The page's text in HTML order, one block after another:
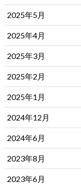
2025年5月
2025年4月
2025年3月
2025年2月
2025年1月
2024年12月
2024年6月
2023年8月
2023年6月